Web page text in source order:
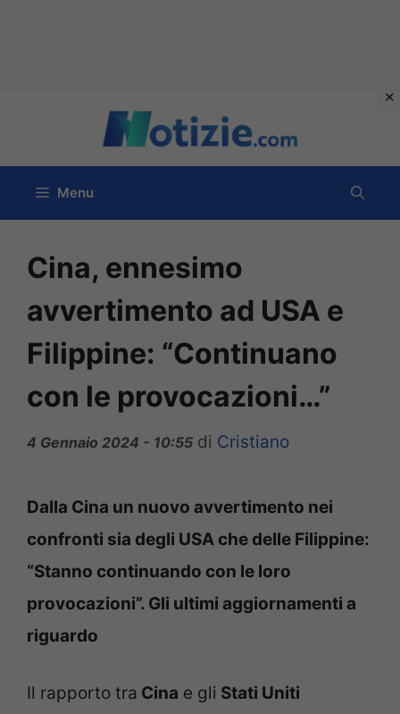
contenuto
Menu
Cina, ennesimo
avvertimento ad USA e
Filippine: “Continuano
con le provocazioni…”
4 Gennaio 2024 - 10:55 di Cristiano
Dalla Cina un nuovo avvertimento nei
confronti sia degli USA che delle Filippine:
“Stanno continuando con le loro
provocazioni”. Gli ultimi aggiornamenti a
riguardo
Il rapporto tra Cina e gli Stati Uniti